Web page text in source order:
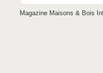
Magazine Maisons & Bois